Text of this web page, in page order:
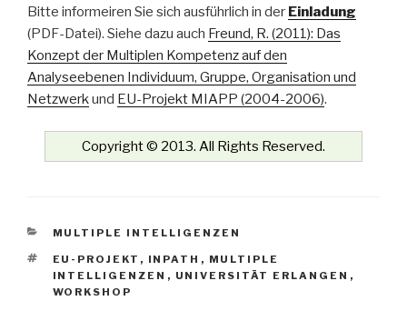
Bitte informeiren Sie sich ausführlich in der Einladung
(PDF-Datei). Siehe dazu auch Freund, R. (2011): Das
Konzept der Multiplen Kompetenz auf den
Analyseebenen Individuum, Gruppe, Organisation und
Netzwerkund EU-Projekt MIAPP (2004-2006).
Copyright © 2013. All Rights Reserved.
KATEGORIEN
MULTIPLE INTELLIGENZEN
SCHLAGWÖRTER
EU-PROJEKT , INPATH , MULTIPLE
INTELLIGENZEN , UNIVERSITÄT ERLANGEN ,
WORKSHOP